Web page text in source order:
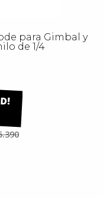
para Gimbal y
de 1/4